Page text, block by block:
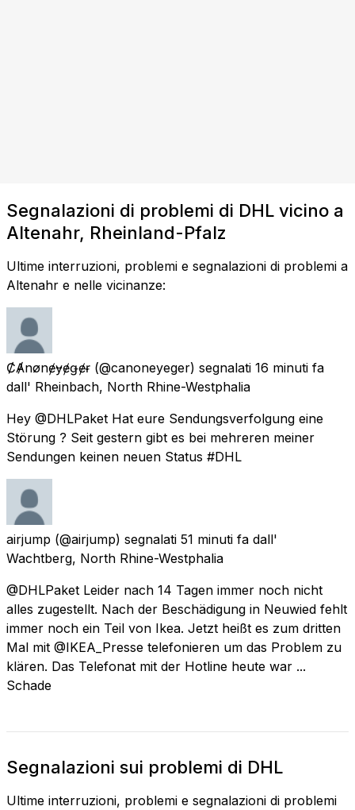
Segnalazioni di problemi di DHL vicino a
Altenahr, Rheinland-Pfalz
Ultime interruzioni, problemi e segnalazioni di problemi a
Altenahr e nelle vicinanze:
ȻȺnønɇɏɇǥɇɍ (@canoneyeger) segnalati 16 minuti fa
dall' Rheinbach, North Rhine-Westphalia
Hey @DHLPaket Hat eure Sendungsverfolgung eine
Störung ? Seit gestern gibt es bei mehreren meiner
Sendungen keinen neuen Status #DHL
airjump (@airjump) segnalati 51 minuti fa dall'
Wachtberg, North Rhine-Westphalia
@DHLPaket Leider nach 14 Tagen immer noch nicht
alles zugestellt. Nach der Beschädigung in Neuwied fehlt
immer noch ein Teil von Ikea. Jetzt heißt es zum dritten
Mal mit @IKEA_Presse telefonieren um das Problem zu
klären. Das Telefonat mit der Hotline heute war ...
Schade
Segnalazioni sui problemi di DHL
Ultime interruzioni, problemi e segnalazioni di problemi